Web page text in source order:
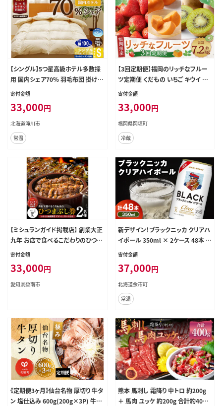
【シングル】5つ星高級ホテル多数採
用 国内シェア70％ 羽毛布団 掛け布
団 ｜ 洗える 抗菌防臭 防ダニ 寝具
産 完全国内生産 国産 日本製 快眠
ホテル仕様 北海道 【 滝川市 】
寄付金額
33,000円
北海道滝川市
常温
【3回定期便】福岡のリッチなフルー
ツ定期便 くだもの いちご キウイ 柿
【2026年10月下旬~12月下旬発送予
寄付金額
33,000円
福岡県岡垣町
冷蔵
【ミシュランガイド掲載店】 創業大正
九年 お店で食べるこだわりのひつま
ぶし券（2名様分）日本料理小伴天 お
県 碧南市 三河一色産 うなぎ 季節の
デザート 鰻 ウナギ たれ ギフト 贈り
寄付金額
33,000円
愛知県碧南市
新デザイン！ブラックニッカ クリアハ
イボール 350ml × 2ケース 48本 ノ
ンピート 家飲み まとめ買い_Y020-0
寄付金額
37,000円
北海道余市町
常温
《定期便3ヶ月》仙台名物 厚切り 牛タ
ン 塩仕込み 600g(200g×3P) 牛た
熊本 馬刺し 霜降り 中トロ 約200g
＋ 馬肉 ユッケ 約200g 合計約400g